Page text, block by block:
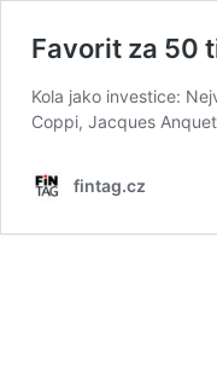
Favorit za 50
Kola jako investice:
Coppi, Jacques
fintag.cz